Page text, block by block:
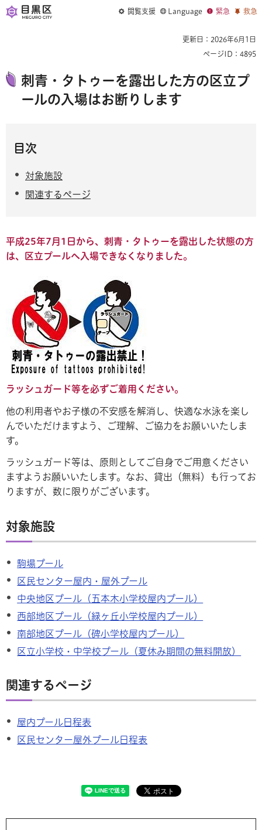
閲覧支援 Language 緊急 救急
更新日：2026年6月1日
ページID：4895
刺青・タトゥーを露出した方の区立プ
ールの入場はお断りします
目次
対象施設
関連するページ
平成25年7月1日から、刺青・タトゥーを露出した状態の方
は、区立プールへ入場できなくなりました。
ラッシュガード等を必ずご着用ください。
他の利用者やお子様の不安感を解消し、快適な水泳を楽し
んでいただけますよう、ご理解、ご協力をお願いいたしま
す。
ラッシュガード等は、原則としてご自身でご用意ください
ますようお願いいたします。なお、貸出（無料）も行ってお
りますが、数に限りがございます。
対象施設
駒場プール
区民センター屋内・屋外プール
中央地区プール（五本木小学校屋内プール）
西部地区プール（緑ヶ丘小学校屋内プール）
南部地区プール（碑小学校屋内プール）
区立小学校・中学校プール（夏休み期間の無料開放）
関連するページ
屋内プール日程表
区民センター屋外プール日程表